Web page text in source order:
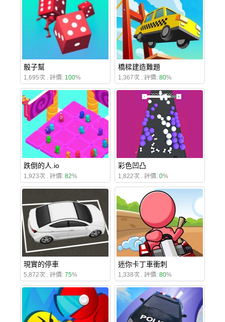
骰子幫
1,695次 . 評價: 100%
橋樑建造難題
1,367次 . 評價: 80%
跌倒的人.io
1,923次 . 評價: 82%
彩色凹凸
1,822次 . 評價: 0%
現實的停車
5,872次 . 評價: 75%
迷你卡丁車衝刺
1,338次 . 評價: 80%